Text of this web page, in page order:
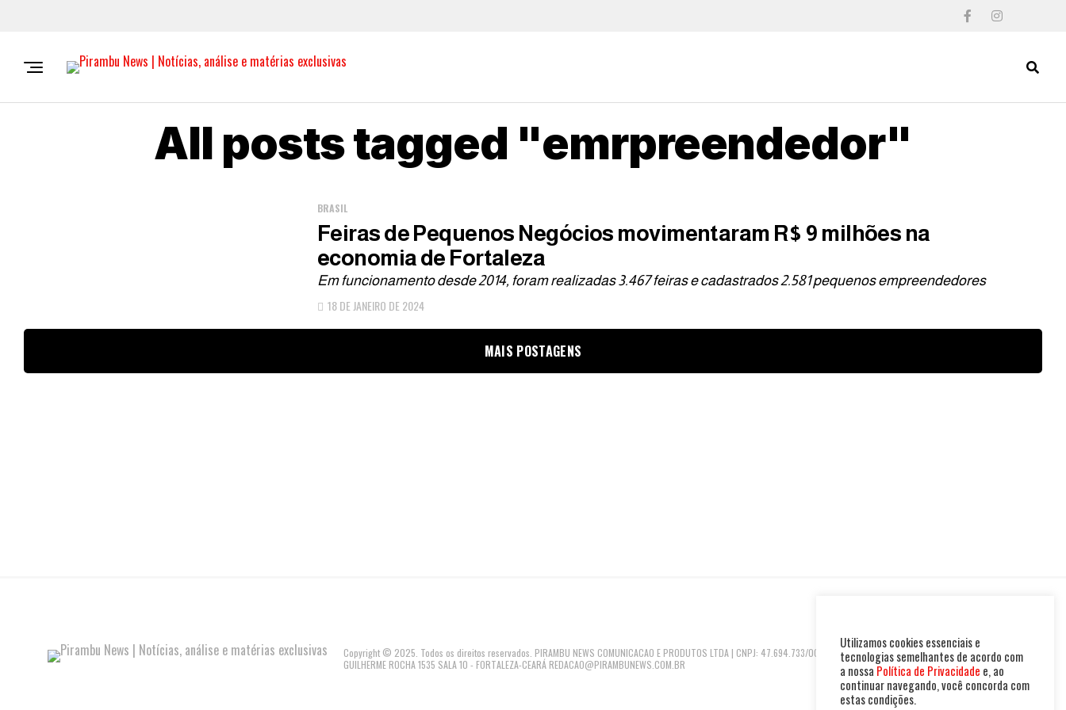
All posts tagged "emrpreendedor"
BRASIL
Feiras de Pequenos Negócios movimentaram R$ 9 milhões na
economia de Fortaleza
Em funcionamento desde 2014, foram realizadas 3.467 feiras e cadastrados 2.581 pequenos empreendedores
18 DE JANEIRO DE 2024
MAIS POSTAGENS
Copyright © 2025. Todos os direitos reservados. PIRAMBU NEWS COMUNICACAO E PRODUTOS LTDA | CNPJ: 47.694.733/0001-37 R
GUILHERME ROCHA 1535 SALA 10 - FORTALEZA-CEARÁ REDACAO@PIRAMBUNEWS.COM.BR
Utilizamos cookies essenciais e
tecnologias semelhantes de acordo com
a nossa Política de Privacidade e, ao
continuar navegando, você concorda com
estas condições.